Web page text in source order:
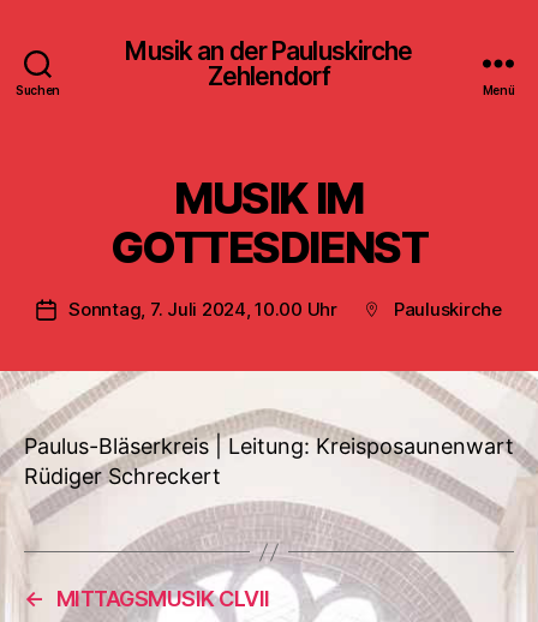
Suchen
Musik an der Pauluskirche
Zehlendorf
Menü
MUSIK IM
GOTTESDIENST
Veröffentlichungsdatum
Sonntag, 7. Juli 2024, 10.00 Uhr Beitragsort
Pauluskirche
Paulus-Bläserkreis | Leitung: Kreisposaunenwart
Rüdiger Schreckert
←
MITTAGSMUSIK CLVII